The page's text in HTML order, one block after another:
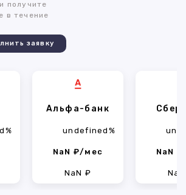
получите
в течение
заявку
Альфа-банк
undefined%
NaN ₽/мес
NaN ₽
NaN